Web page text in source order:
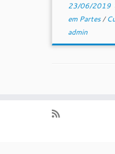
23/06/2019
em Partes/
admin